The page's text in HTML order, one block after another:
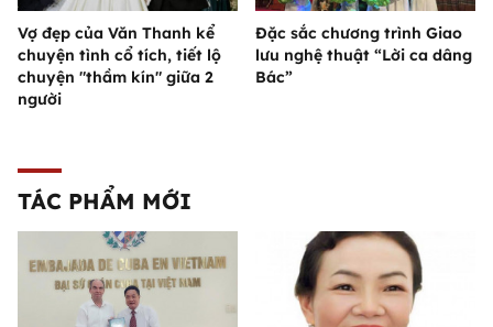
Vợ đẹp của Văn Thanh kể
chuyện tình cổ tích, tiết lộ
chuyện "thầm kín" giữa 2
người
Đặc sắc chương trình Giao
lưu nghệ thuật “Lời ca dâng
Bác”
TÁC PHẨM MỚI